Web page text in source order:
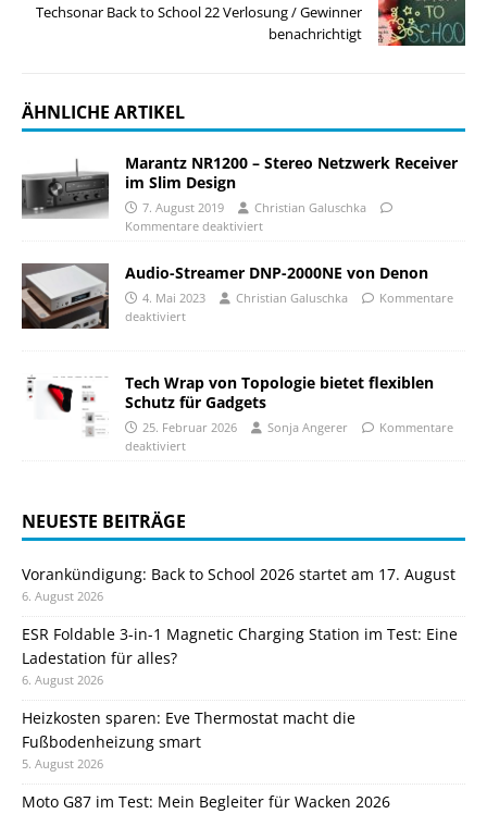
Techsonar Back to School 22 Verlosung / Gewinner
benachrichtigt
ÄHNLICHE ARTIKEL
Marantz NR1200 – Stereo Netzwerk Receiver
im Slim Design
7. August 2019
Christian Galuschka
Kommentare deaktiviert
Audio-Streamer DNP-2000NE von Denon
4. Mai 2023 Christian Galuschka
Kommentare
deaktiviert
Tech Wrap von Topologie bietet flexiblen
Schutz für Gadgets
25. Februar 2026 Sonja Angerer
Kommentare
deaktiviert
NEUESTE BEITRÄGE
Vorankündigung: Back to School 2026 startet am 17. August
6. August 2026
ESR Foldable 3-in-1 Magnetic Charging Station im Test: Eine
Ladestation für alles?
6. August 2026
Heizkosten sparen: Eve Thermostat macht die
Fußbodenheizung smart
5. August 2026
Moto G87 im Test: Mein Begleiter für Wacken 2026